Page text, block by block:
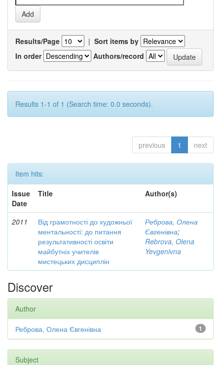
Results/Page | Sort items by
In order
Authors/record
Results 1-1 of 1 (Search time: 0.0 seconds).
previous 1 next
Item hits:
Issue
Date
Title Author(s)
2011
Від грамотності до художньої
ментальності: до питання
результативності освіти
майбутніх учителів
мистецьких дисциплін
Реброва, Олена
Євгенівна;
Rebrova, Olena
Yevgenivna
Discover
Author
1
Реброва, Олена Євгенівна
Subject